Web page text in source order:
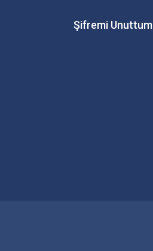
Şifremi Unuttum